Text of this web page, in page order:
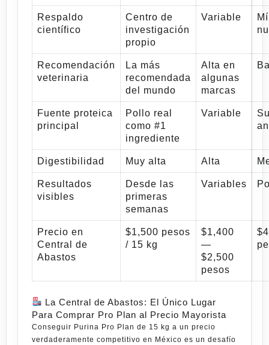
Respaldo
científico
Centro de
investigación
propio
Variable
Recomendación
veterinaria
La más
recomendada
del mundo
Alta en
algunas
marcas
Fuente proteica
principal
Pollo real
como #1
ingrediente
Variable
Digestibilidad Muy alta Alta
Resultados
visibles
Desde las
primeras
semanas
Variables
Precio en
Central de
Abastos
$1,500 pesos
/ 15 kg
$1,400
—
$2,500
pesos
La Central de Abastos: El Único Lugar
Para Comprar Pro Plan al Precio Mayorista
Conseguir Purina Pro Plan de 15 kg a un precio
verdaderamente competitivo en México es un desafío